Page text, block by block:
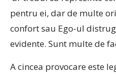
pentru ei, dar de multe
confort sau Ego-ul
evidente. Sunt multe de
A cincea provocare este